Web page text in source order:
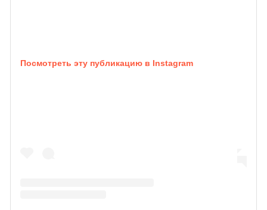
Посмотреть эту публикацию в Instagram